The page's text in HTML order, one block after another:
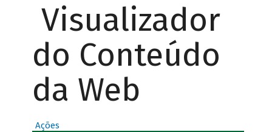
Visualizador
do Conteúdo
da Web
Ações